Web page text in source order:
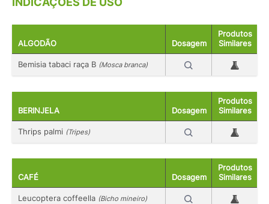
ALGODÃO Dosagem
Produtos
Similares
Bemisia tabaci raça B (Mosca branca)
BERINJELA Dosagem
Produtos
Similares
Thrips palmi (Tripes)
CAFÉ Dosagem
Produtos
Similares
Leucoptera coffeella (Bicho mineiro)